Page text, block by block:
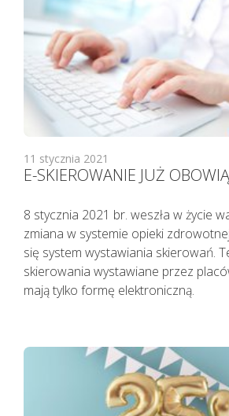
11 stycznia 2021
E-SKIEROWANIE JUŻ
8 stycznia 2021 br. weszła w życie
zmiana w systemie opieki
się system wystawiania skierowań.
skierowania wystawiane przez
mają tylko formę elektroniczną.